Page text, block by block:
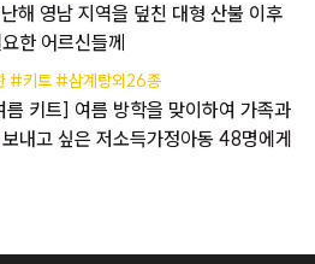
영남 지역을 덮친 대형 산불 이후
한 어르신들께
#키트 #삼계탕외26종
키트] 여름 방학을 맞이하여 가족과
내고 싶은 저소득가정아동 48명에게